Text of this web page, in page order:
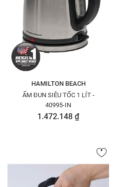
HAMILTON BEACH
ẤM ĐUN SIÊU TỐC 1 LÍT -
40995-IN
1.472.148 ₫